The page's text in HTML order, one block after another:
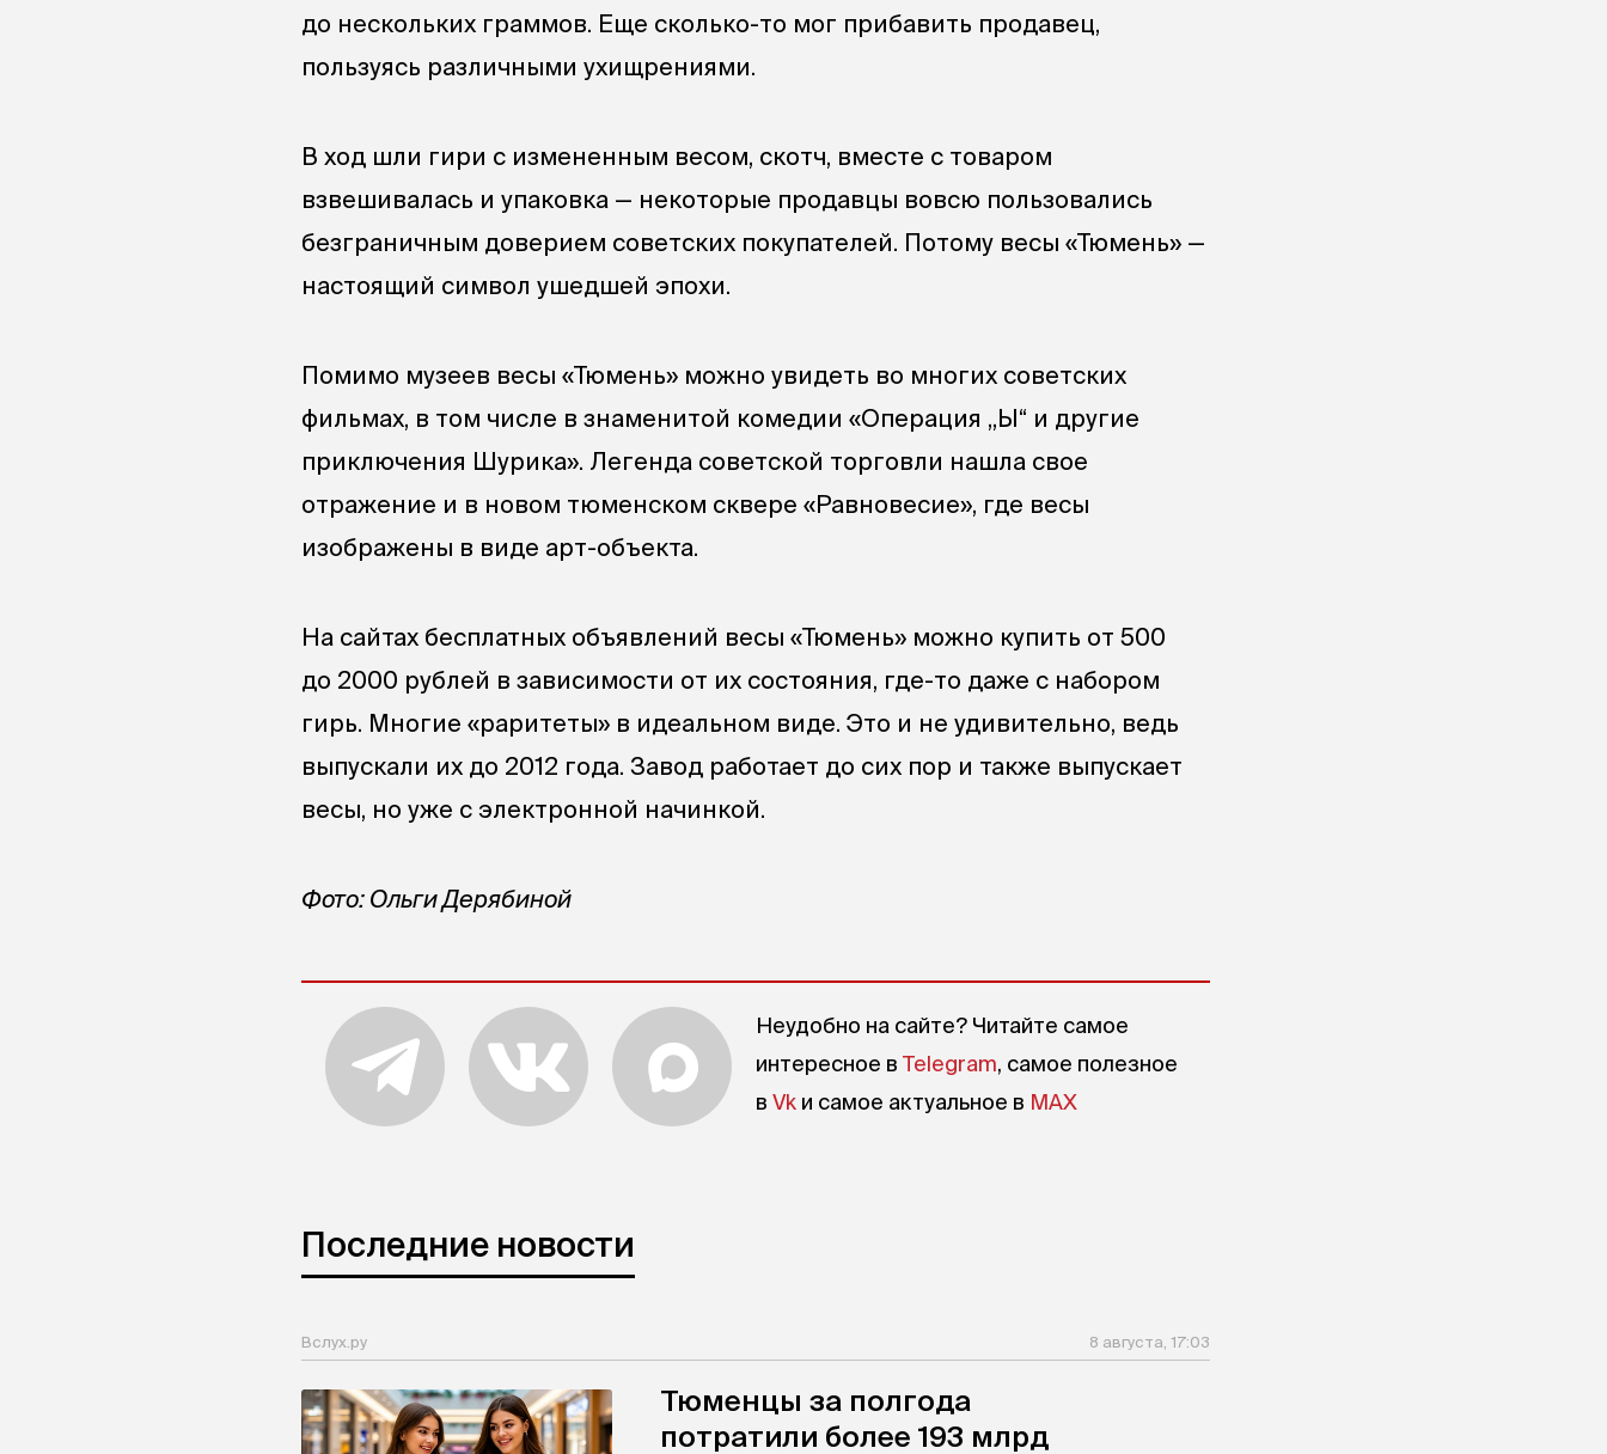
до нескольких граммов. Еще сколько-то мог прибавить продавец,
пользуясь различными ухищрениями.
В ход шли гири с измененным весом, скотч, вместе с товаром
взвешивалась и упаковка — некоторые продавцы вовсю пользовались
безграничным доверием советских покупателей. Потому весы «Тюмень» —
настоящий символ ушедшей эпохи.
Помимо музеев весы «Тюмень» можно увидеть во многих советских
фильмах, в том числе в знаменитой комедии «Операция „Ы“ и другие
приключения Шурика». Легенда советской торговли нашла свое
отражение и в новом тюменском сквере «Равновесие», где весы
изображены в виде арт-объекта.
На сайтах бесплатных объявлений весы «Тюмень» можно купить от 500
до 2000 рублей в зависимости от их состояния, где-то даже с набором
гирь. Многие «раритеты» в идеальном виде. Это и не удивительно, ведь
выпускали их до 2012 года. Завод работает до сих пор и также выпускает
весы, но уже с электронной начинкой.
Фото: Ольги Дерябиной
Неудобно на сайте? Читайте самое
интересное в Telegram, самое полезное
в Vk и самое актуальное в MAX
Последние новости
Вслух.ру 8 августа, 17:03
Тюменцы за полгода
потратили более 193 млрд